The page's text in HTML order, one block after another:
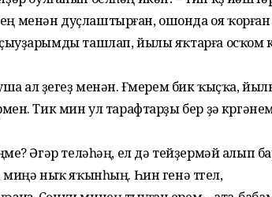
менән дуҫлаштырған, ошонда оя ҡор­ған
ташлап, йылы яҡтарға осҡом
ал үҙегеҙ менән. Ғүмерем бик ҡыҫ­ҡа,
Тик мин ул тарафтарҙы бер ҙә
Әгәр теләһәң, ел дә тейҙермәй алып
ныҡ яҡынһың. Һин генә түгел,